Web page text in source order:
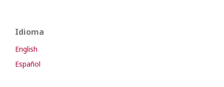
Idioma
English
Español